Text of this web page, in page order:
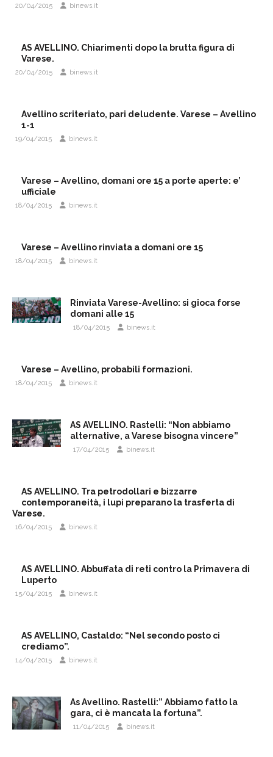
20/04/2015 binews.it
AS AVELLINO. Chiarimenti dopo la brutta figura di
Varese.
20/04/2015 binews.it
Avellino scriteriato, pari deludente. Varese – Avellino
1-1
19/04/2015 binews.it
Varese – Avellino, domani ore 15 a porte aperte: e’
ufficiale
18/04/2015 binews.it
Varese – Avellino rinviata a domani ore 15
18/04/2015 binews.it
Rinviata Varese-Avellino: si gioca forse
domani alle 15
18/04/2015 binews.it
Varese – Avellino, probabili formazioni.
18/04/2015 binews.it
AS AVELLINO. Rastelli: “Non abbiamo
alternative, a Varese bisogna vincere”
17/04/2015 binews.it
AS AVELLINO. Tra petrodollari e bizzarre
contemporaneità, i lupi preparano la trasferta di
Varese.
16/04/2015 binews.it
AS AVELLINO. Abbuffata di reti contro la Primavera di
Luperto
15/04/2015 binews.it
AS AVELLINO, Castaldo: “Nel secondo posto ci
crediamo”.
14/04/2015 binews.it
As Avellino. Rastelli:” Abbiamo fatto la
gara, ci è mancata la fortuna”.
11/04/2015 binews.it